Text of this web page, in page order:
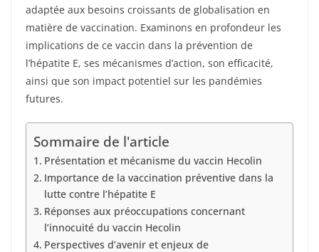
adaptée aux besoins croissants de globalisation en
matière de vaccination. Examinons en profondeur les
implications de ce vaccin dans la prévention de
l’hépatite E, ses mécanismes d’action, son efficacité,
ainsi que son impact potentiel sur les pandémies
futures.
Sommaire de l'article
Présentation et mécanisme du vaccin Hecolin
Importance de la vaccination préventive dans la
lutte contre l’hépatite E
Réponses aux préoccupations concernant
l’innocuité du vaccin Hecolin
Perspectives d’avenir et enjeux de